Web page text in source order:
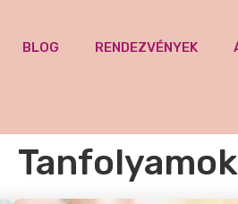
BLOG RENDEZVÉNYEK